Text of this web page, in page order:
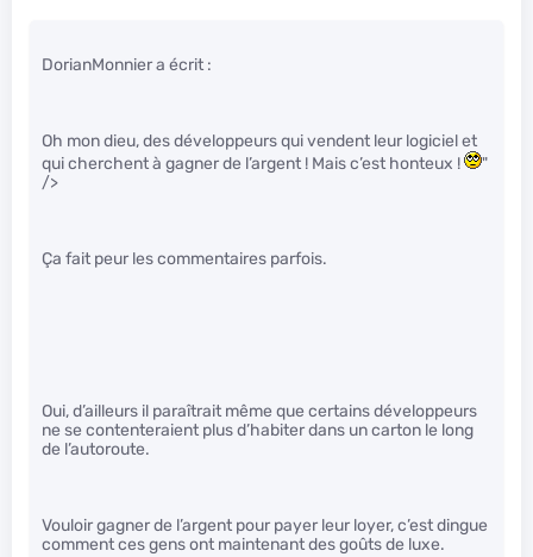
DorianMonnier a écrit :
Oh mon dieu, des développeurs qui vendent leur logiciel et
qui cherchent à gagner de l’argent ! Mais c’est honteux !
"
/>
Ça fait peur les commentaires parfois.
Oui, d’ailleurs il paraîtrait même que certains développeurs
ne se contenteraient plus d’habiter dans un carton le long
de l’autoroute.
Vouloir gagner de l’argent pour payer leur loyer, c’est dingue
comment ces gens ont maintenant des goûts de luxe.